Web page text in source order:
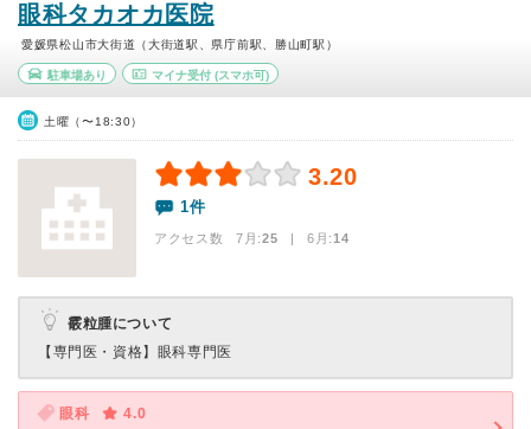
眼科タカオカ医院
愛媛県松山市大街道（大街道駅、県庁前駅、勝山町駅）
駐車場あり マイナ受付(スマホ可)
土曜（〜18:30）
3.20
1件
アクセス数 7月:25 | 6月:14
霰粒腫について
【専門医・資格】 眼科専門医
眼科
4.0